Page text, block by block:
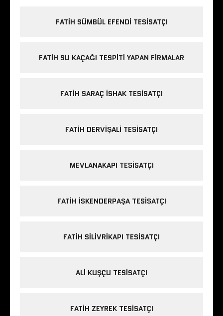
FATIH SÜMBÜL EFENDI TESISATÇI
FATIH SU KAÇAĞI TESPITI YAPAN FIRMALAR
FATIH SARAÇ ISHAK TESISATÇI
FATIH DERVIŞALI TESISATÇI
MEVLANAKAPI TESISATÇI
FATIH ISKENDERPAŞA TESISATÇI
FATIH SILIVRIKAPI TESISATÇI
ALI KUŞÇU TESISATÇI
FATIH ZEYREK TESISATÇI